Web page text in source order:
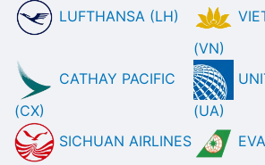
LUFTHANSA (LH)
(VN)
CATHAY PACIFIC
(CX)
(UA)
SICHUAN AIRLINES